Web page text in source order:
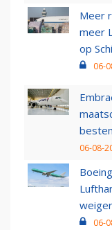
Meer
meer
op
06-
06-08-
06-